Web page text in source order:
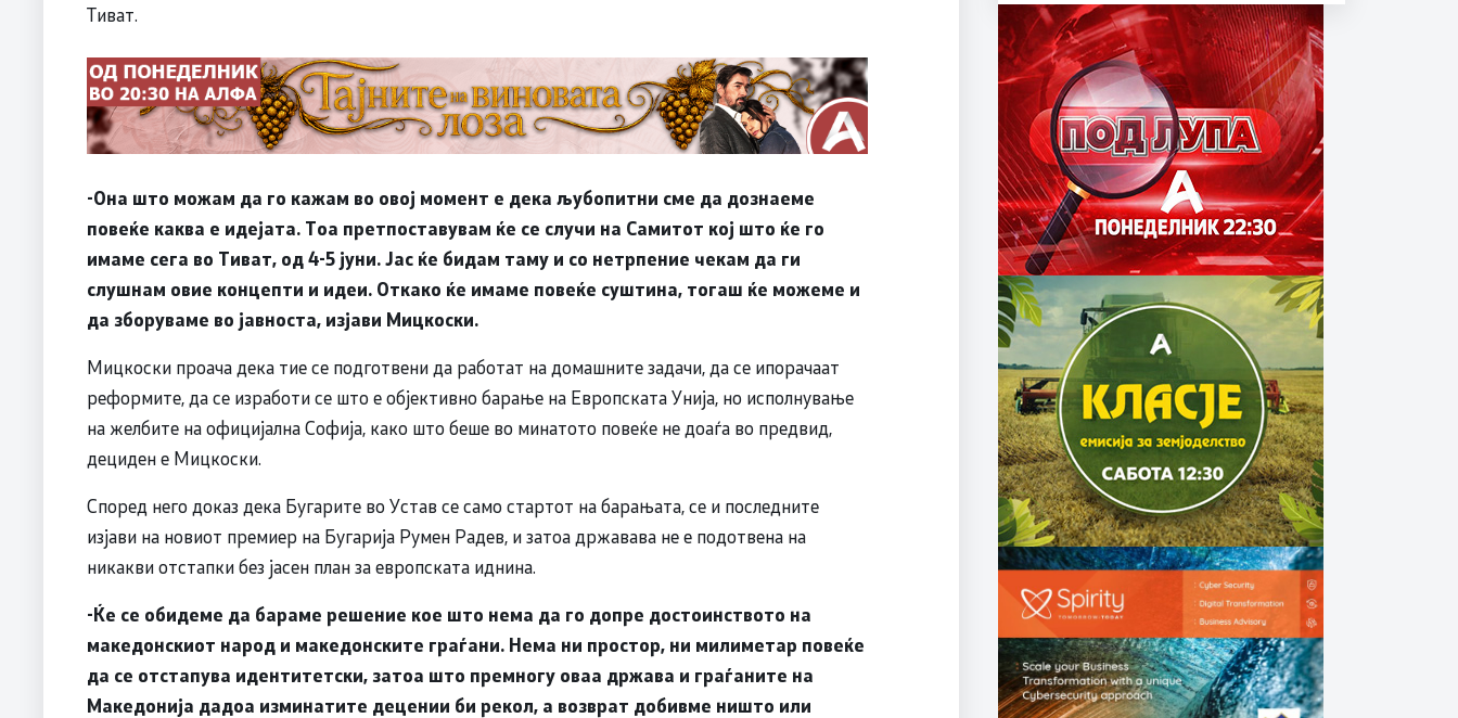
Тиват.
-Она што можам да го кажам во овој момент е дека љубопитни сме да дознаеме
повеќе каква е идејата. Тоа претпоставувам ќе се случи на Самитот кој што ќе го
имаме сега во Тиват, од 4-5 јуни. Јас ќе бидам таму и со нетрпение чекам да ги
слушнам овие концепти и идеи. Откако ќе имаме повеќе суштина, тогаш ќе можеме и
да зборуваме во јавноста, изјави Мицкоски.
Мицкоски проача дека тие се подготвени да работат на домашните задачи, да се ипорачаат
реформите, да се изработи се што е објективно барање на Европската Унија, но исполнување
на желбите на официјална Софија, како што беше во минатото повеќе не доаѓа во предвид,
дециден е Мицкоски.
Според него доказ дека Бугарите во Устав се само стартот на барањата, се и последните
изјави на новиот премиер на Бугарија Румен Радев, и затоа државава не е подотвена на
никакви отстапки без јасен план за европската иднина.
-Ќе се обидеме да бараме решение кое што нема да го допре достоинството на
македонскиот народ и македонските граѓани. Нема ни простор, ни милиметар повеќе
да се отстапува идентитетски, затоа што премногу оваа држава и граѓаните на
Македонија дадоа изминатите децении би рекол, а возврат добивме ништо или